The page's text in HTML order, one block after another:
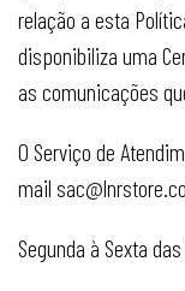
relação a esta
disponibiliza uma
as comunicações
O Serviço de
mail
Segunda à Sexta